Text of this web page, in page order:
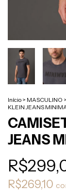
Início > MASCULINO >
KLEIN JEANS
JEANS
R$269,10